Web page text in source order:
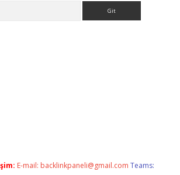
E-mail: backlinkpaneli@gmail.com Teams: